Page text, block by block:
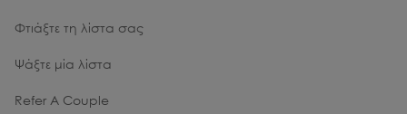
Φτιάξτε τη λίστα σας
Ψάξτε μία λίστα
Refer A Couple